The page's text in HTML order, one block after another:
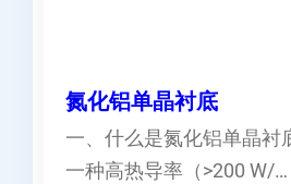
氮化铝单晶衬底
一、什么是氮化铝单晶衬
一种高热导率（>200 W/…